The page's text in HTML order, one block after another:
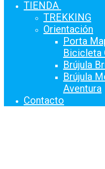
TIENDA
TREKKING
Orientación
Porta
Bicicleta
Brújula
Brújula
Aventura
Contacto